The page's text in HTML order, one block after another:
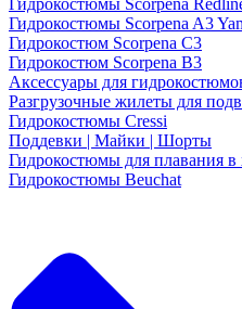
Гидрокостюмы Scorpena
Гидрокостюмы Scorpena A3
Гидрокостюм Scorpena C3
Гидрокостюм Scorpena B3
Аксессуары для
Разгрузочные жилеты для
Гидрокостюмы Cressi
Поддевки | Майки | Шорты
Гидрокостюмы для плавания в
Гидрокостюмы Beuchat